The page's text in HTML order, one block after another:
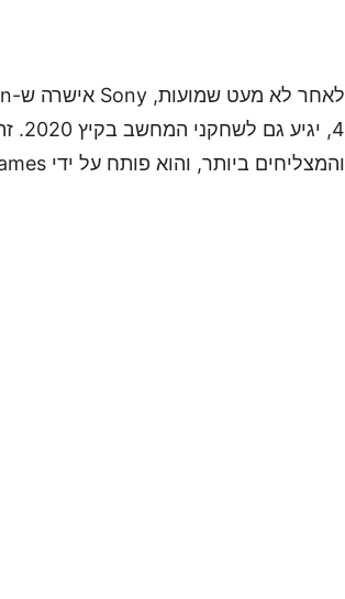
והמצליחים ביותר, והוא פותח על ידי Guerrilla Games שאחראית גם לסדרת Killzone.